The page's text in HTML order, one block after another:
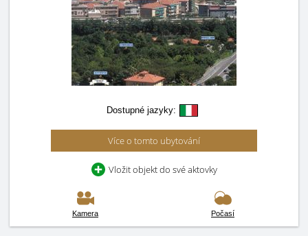
Dostupné jazyky:
Více o tomto ubytování
Vložit objekt do své aktovky
Kamera Počasí